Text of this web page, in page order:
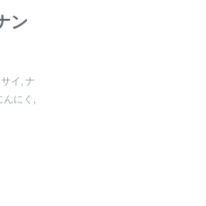
ン
イ ナ
んにく